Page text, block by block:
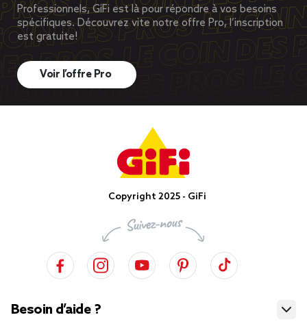
Professionnels, GiFi est là pour répondre à vos besoins
spécifiques. Découvrez vite notre offre Pro, l’inscription
est gratuite!
Voir l’offre Pro
Copyright 2025 - GiFi
Besoin d’aide ?